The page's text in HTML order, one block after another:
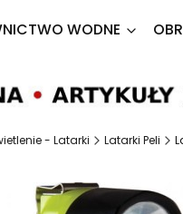
WODNE
- Latarki Latarki Peli